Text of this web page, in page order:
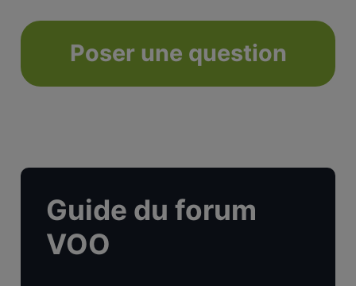
Poser une question
Guide du forum
VOO